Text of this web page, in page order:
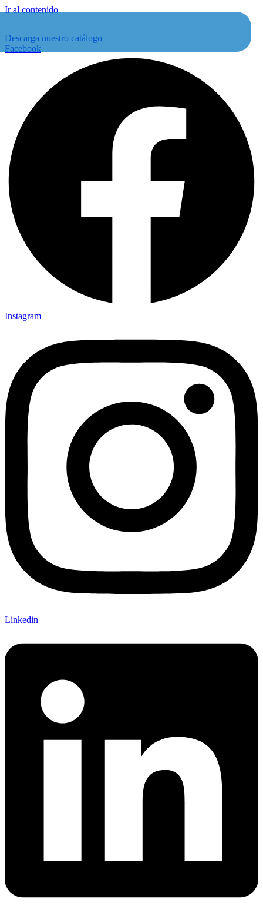
Ir al contenido
Descarga nuestro catálogo
Facebook
Instagram
Linkedin